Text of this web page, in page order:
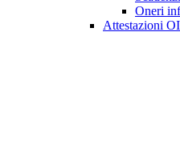
Oneri
Attestazioni